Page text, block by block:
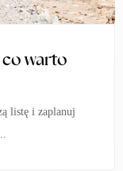
co warto
listę i zaplanuj